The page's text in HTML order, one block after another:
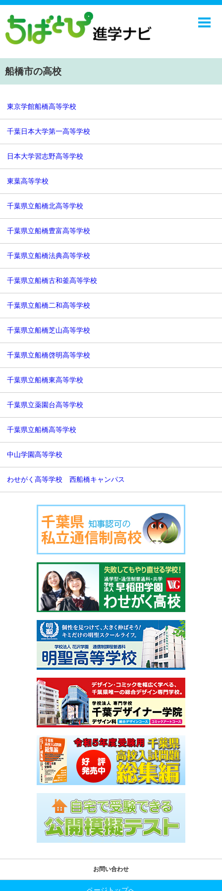
中学校
学校ニュース
ちばとぴ
船橋市の高校
東京学館船橋高等学校
千葉日本大学第一高等学校
日本大学習志野高等学校
東葉高等学校
千葉県立船橋北高等学校
千葉県立船橋豊富高等学校
千葉県立船橋法典高等学校
千葉県立船橋古和釜高等学校
千葉県立船橋二和高等学校
千葉県立船橋芝山高等学校
千葉県立船橋啓明高等学校
千葉県立船橋東高等学校
千葉県立薬園台高等学校
千葉県立船橋高等学校
中山学園高等学校
わせがく高等学校 西船橋キャンパス
お問い合わせ